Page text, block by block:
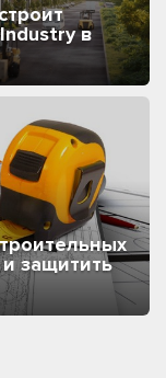
в
защитить